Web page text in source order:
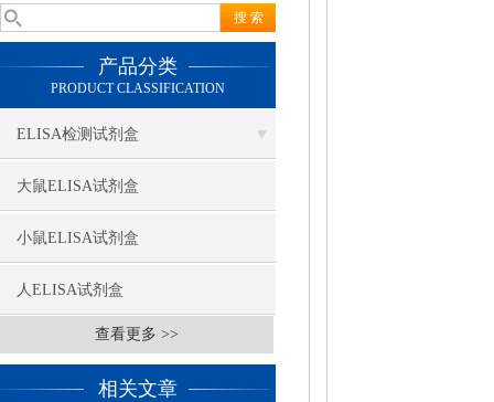
产品分类
PRODUCT CLASSIFICATION
ELISA检测试剂盒
大鼠ELISA试剂盒
小鼠ELISA试剂盒
人ELISA试剂盒
查看更多 >>
相关文章